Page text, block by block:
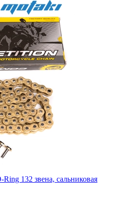
132 звена, сальниковая